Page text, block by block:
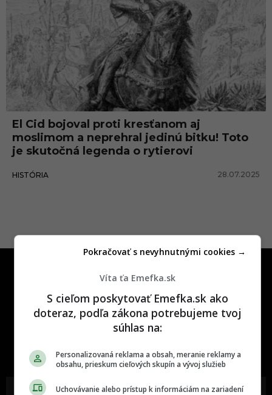
o
d
r
i
g
o
D
a
V
El Cid bojoval proti kresťanom aj
moslimom a neprehral jedinú bitku! Toto
je skutočná legenda o rytierovi
HISTÓRIA 28.07.2025
One time najzábavnejšie miesto na
najzabávnejšie miesto na svete
Víta ťa Emefka.sk
S cieľom poskytovať Emefka.sk ako
doteraz, podľa zákona potrebujeme tvoj
súhlas na:
Personalizovaná reklama a obsah, meranie reklamy a
obsahu, prieskum cieľových skupín a vývoj služieb
Uchovávanie alebo prístup k informáciám na zariadení
Pokračovať s nevyhnutnými cookies →